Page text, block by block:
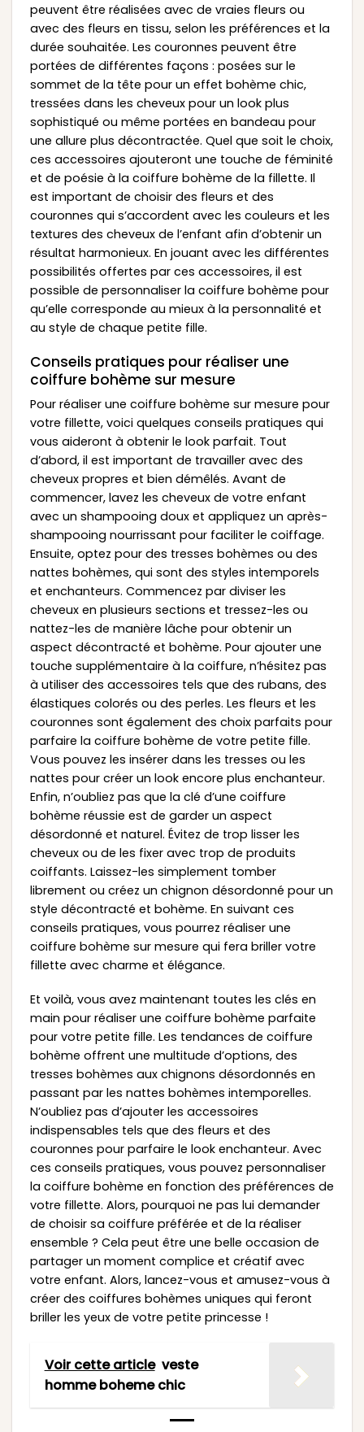
peuvent être réalisées avec de vraies fleurs ou
avec des fleurs en tissu, selon les préférences et la
durée souhaitée. Les couronnes peuvent être
portées de différentes façons : posées sur le
sommet de la tête pour un effet bohème chic,
tressées dans les cheveux pour un look plus
sophistiqué ou même portées en bandeau pour
une allure plus décontractée. Quel que soit le choix,
ces accessoires ajouteront une touche de féminité
et de poésie à la coiffure bohème de la fillette. Il
est important de choisir des fleurs et des
couronnes qui s’accordent avec les couleurs et les
textures des cheveux de l’enfant afin d’obtenir un
résultat harmonieux. En jouant avec les différentes
possibilités offertes par ces accessoires, il est
possible de personnaliser la coiffure bohème pour
qu’elle corresponde au mieux à la personnalité et
au style de chaque petite fille.
Conseils pratiques pour réaliser une
coiffure bohème sur mesure
Pour réaliser une coiffure bohème sur mesure pour
votre fillette, voici quelques conseils pratiques qui
vous aideront à obtenir le look parfait. Tout
d’abord, il est important de travailler avec des
cheveux propres et bien démêlés. Avant de
commencer, lavez les cheveux de votre enfant
avec un shampooing doux et appliquez un après-
shampooing nourrissant pour faciliter le coiffage.
Ensuite, optez pour des tresses bohèmes ou des
nattes bohèmes, qui sont des styles intemporels
et enchanteurs. Commencez par diviser les
cheveux en plusieurs sections et tressez-les ou
nattez-les de manière lâche pour obtenir un
aspect décontracté et bohème. Pour ajouter une
touche supplémentaire à la coiffure, n’hésitez pas
à utiliser des accessoires tels que des rubans, des
élastiques colorés ou des perles. Les fleurs et les
couronnes sont également des choix parfaits pour
parfaire la coiffure bohème de votre petite fille.
Vous pouvez les insérer dans les tresses ou les
nattes pour créer un look encore plus enchanteur.
Enfin, n’oubliez pas que la clé d’une coiffure
bohème réussie est de garder un aspect
désordonné et naturel. Évitez de trop lisser les
cheveux ou de les fixer avec trop de produits
coiffants. Laissez-les simplement tomber
librement ou créez un chignon désordonné pour un
style décontracté et bohème. En suivant ces
conseils pratiques, vous pourrez réaliser une
coiffure bohème sur mesure qui fera briller votre
fillette avec charme et élégance.
Et voilà, vous avez maintenant toutes les clés en
main pour réaliser une coiffure bohème parfaite
pour votre petite fille. Les tendances de coiffure
bohème offrent une multitude d’options, des
tresses bohèmes aux chignons désordonnés en
passant par les nattes bohèmes intemporelles.
N’oubliez pas d’ajouter les accessoires
indispensables tels que des fleurs et des
couronnes pour parfaire le look enchanteur. Avec
ces conseils pratiques, vous pouvez personnaliser
la coiffure bohème en fonction des préférences de
votre fillette. Alors, pourquoi ne pas lui demander
de choisir sa coiffure préférée et de la réaliser
ensemble ? Cela peut être une belle occasion de
partager un moment complice et créatif avec
votre enfant. Alors, lancez-vous et amusez-vous à
créer des coiffures bohèmes uniques qui feront
briller les yeux de votre petite princesse !
Voir cette article veste
homme boheme chic